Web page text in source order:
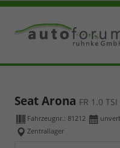
Seat Arona FR 1.0
Fahrzeugnr.: 81212
Zentrallager